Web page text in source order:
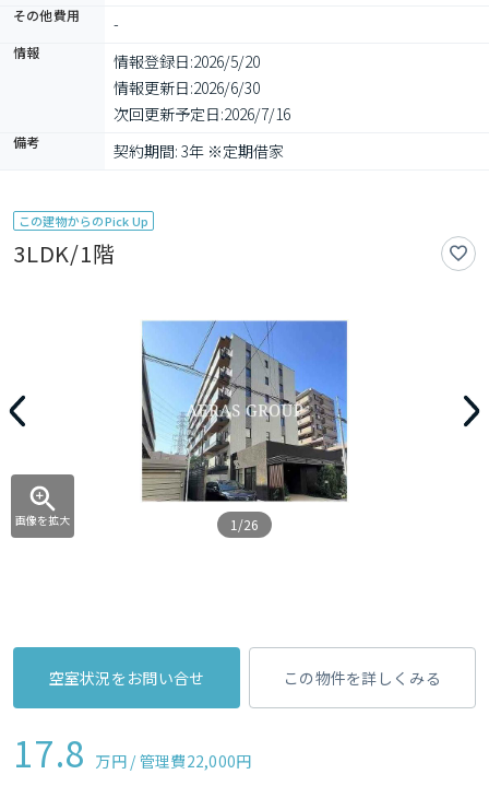
その他費用 -
情報 情報登録日:2026/5/20
情報更新日:2026/6/30
次回更新予定日:2026/7/16
備考 契約期間: 3年 ※定期借家
この建物からのPick Up
3LDK/1階
画像を拡大 1/26
空室状況をお問い合せ この物件を詳しくみる
17.8 万円 / 管理費22,000円